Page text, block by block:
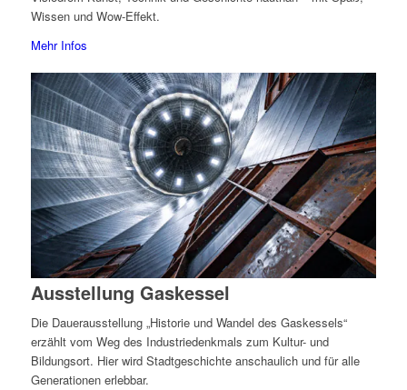
Wissen und Wow-Effekt.
Mehr Infos
Ausstellung Gaskessel
Die Dauerausstellung „Historie und Wandel des Gaskessels“
erzählt vom Weg des Industriedenkmals zum Kultur- und
Bildungsort. Hier wird Stadtgeschichte anschaulich und für alle
Generationen erlebbar.